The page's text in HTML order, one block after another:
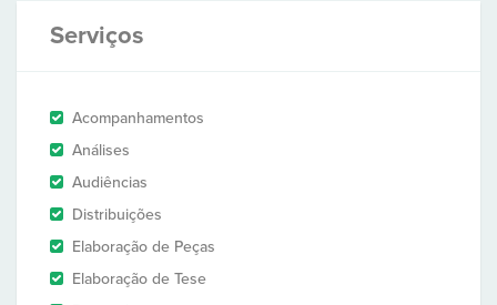
Serviços
Acompanhamentos
Análises
Audiências
Distribuições
Elaboração de Peças
Elaboração de Tese